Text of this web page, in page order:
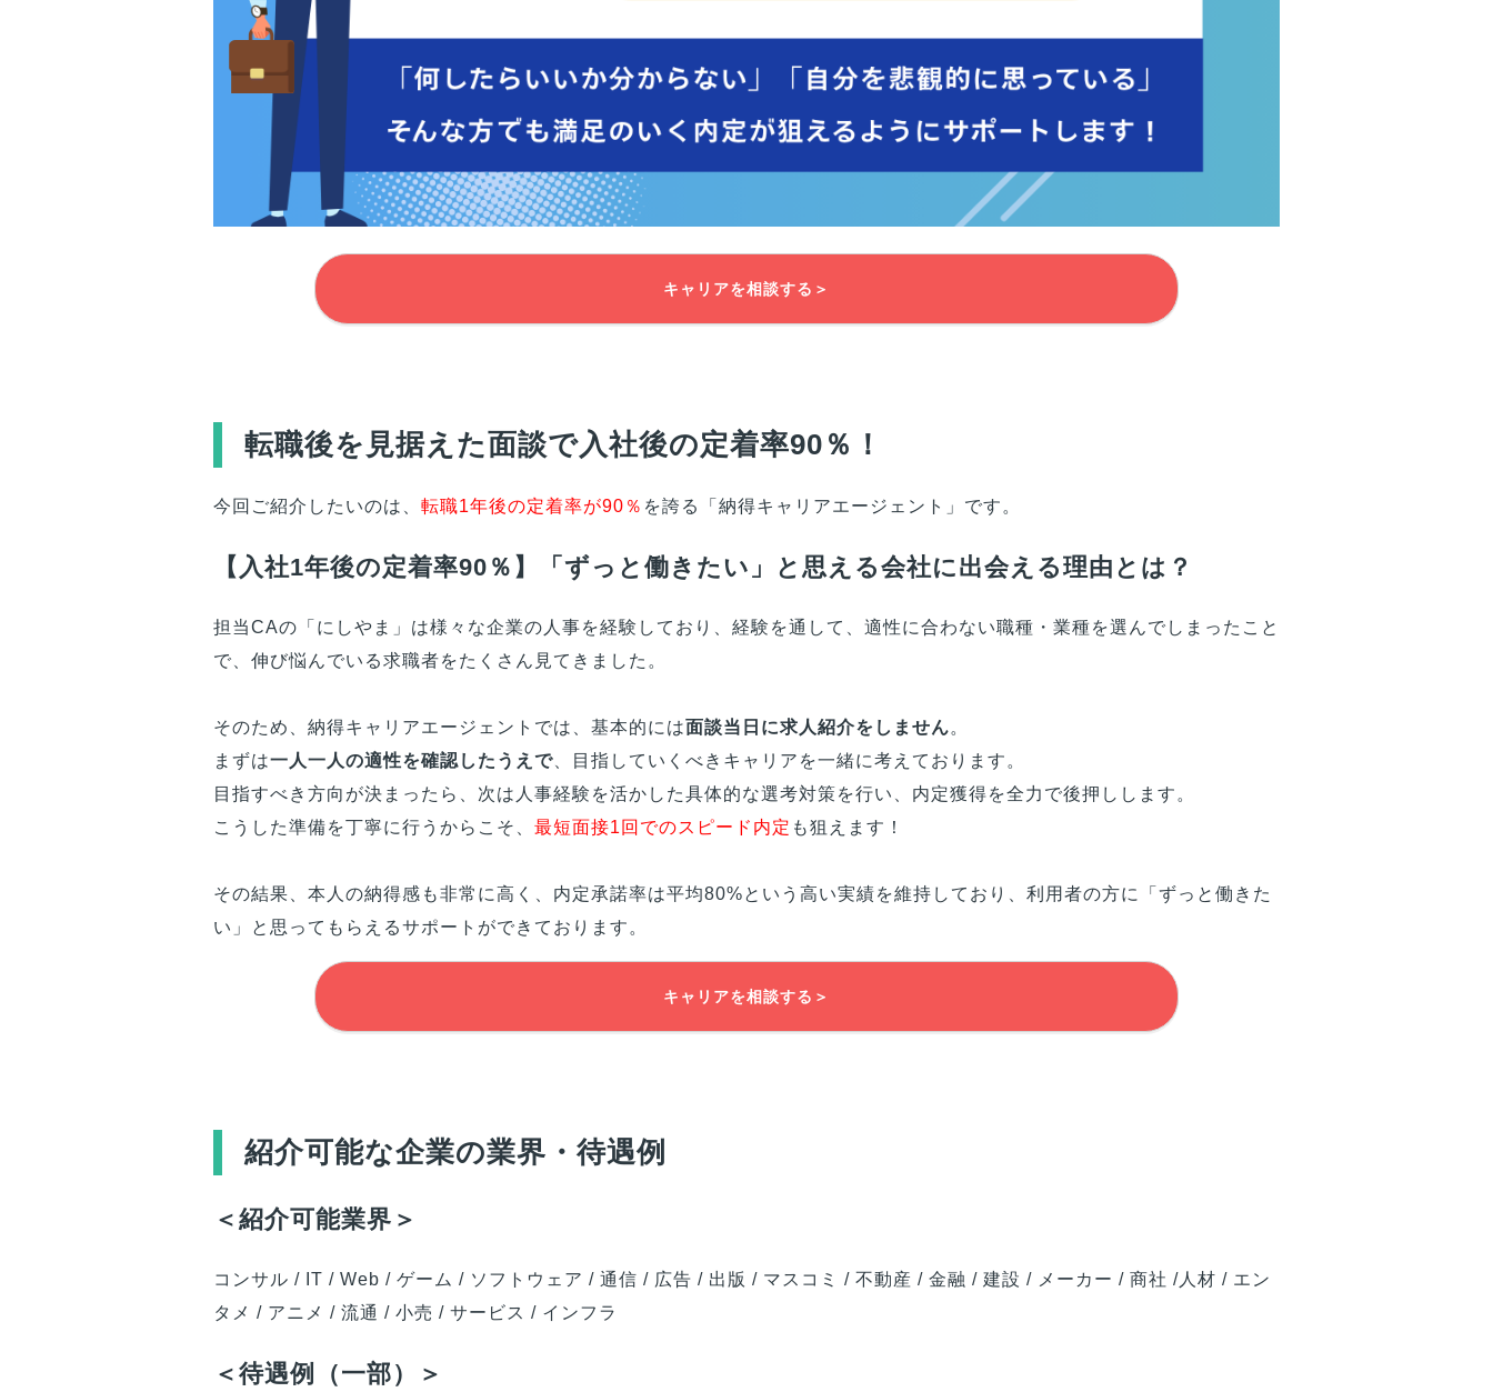
キャリアを相談する＞
転職後を見据えた面談で入社後の定着率90％！
今回ご紹介したいのは、 転職1年後の定着率が90％ を誇る「納得キャリアエージェント」です。
【入社1年後の定着率90％】「ずっと働きたい」と思える会社に出会える理由とは？
担当CAの「にしやま」は様々な企業の人事を経験しており、経験を通して、適性に合わない職種・業種を選んでしまったこと
で、伸び悩んでいる求職者をたくさん見てきました。
そのため、納得キャリアエージェントでは、基本的には面談当日に求人紹介をしません。
まずは一人一人の適性を確認したうえで 、目指していくべきキャリアを一緒に考えております。
目指すべき方向が決まったら、次は人事経験を活かした具体的な選考対策を行い、内定獲得を全力で後押しします。
こうした準備を丁寧に行うからこそ、 最短面接1回でのスピード内定 も狙えます！
その結果、本人の納得感も非常に高く、内定承諾率は平均80%という高い実績を維持しており、利用者の方に「ずっと働きた
い」と思ってもらえるサポートができております。
キャリアを相談する＞
紹介可能な企業の業界・待遇例
＜紹介可能業界＞
コンサル / IT / Web / ゲーム / ソフトウェア / 通信 / 広告 / 出版 / マスコミ / 不動産 / 金融 / 建設 / メーカー / 商社 /人材 / エン
タメ / アニメ / 流通 / 小売 / サービス / インフラ
＜待遇例（一部）＞